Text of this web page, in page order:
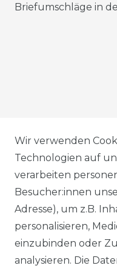
Briefumschläge in
Wir verwenden
Technologien auf
verarbeiten
Besucher:innen
Adresse), um z.B.
personalisieren,
einzubinden oder
analysieren. Die